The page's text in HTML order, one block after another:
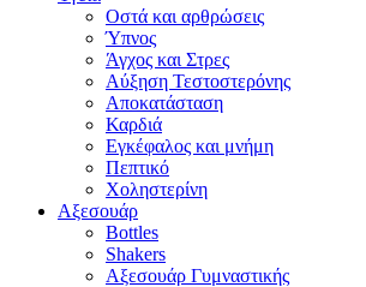
Οστά και αρθρώσεις
Ύπνος
Άγχος και Στρες
Αύξηση Τεστοστερόνης
Αποκατάσταση
Καρδιά
Εγκέφαλος και μνήμη
Πεπτικό
Χοληστερίνη
Αξεσουάρ
Bottles
Shakers
Αξεσουάρ Γυμναστικής